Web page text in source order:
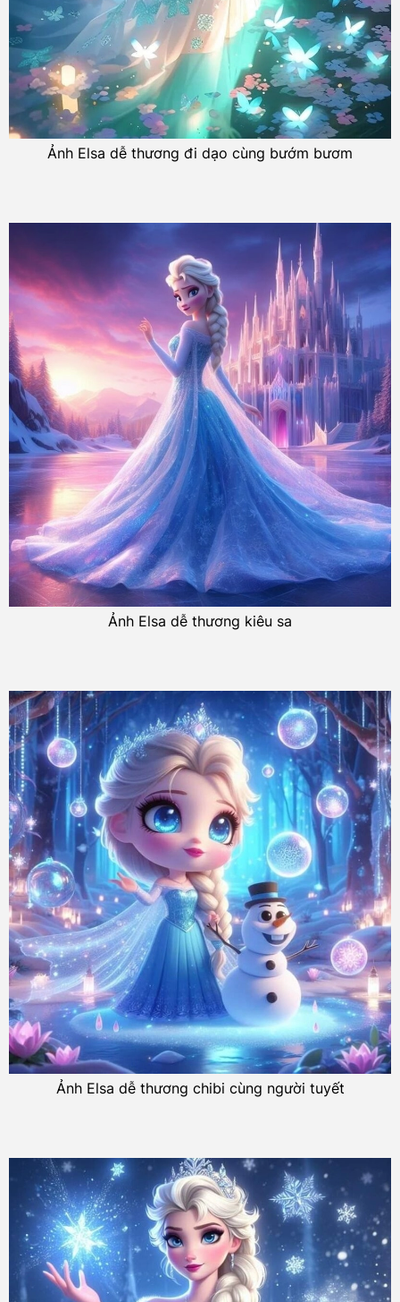
Ảnh Elsa dễ thương đi dạo cùng bướm bươm
Ảnh Elsa dễ thương kiêu sa
Ảnh Elsa dễ thương chibi cùng người tuyết